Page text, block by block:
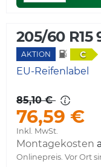
205/60 R15
AKTION C
EU-Reifenlabel
85,10 €
76,59 €
Inkl. MwSt.
Montagekosten
Onlinepreis. Vor Ort